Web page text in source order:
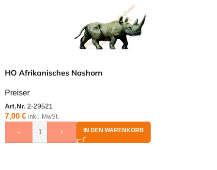
HO Afrikanisches Nashorn
Preiser
Art.Nr. 2-29521
7,00 € inkl. MwSt.
- + IN DEN WARENKORB